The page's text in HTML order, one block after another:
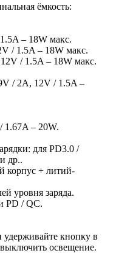
ёмкость:
– 18W макс.
/ 1.5A – 18W макс.
/ 1.5A – 18W макс.
/ 2A, 12V / 1.5A –
1.67A – 20W.
для PD3.0 /
др..
корпус + литий-
уровня заряда.
PD / QC.
кнопку в
освещение.